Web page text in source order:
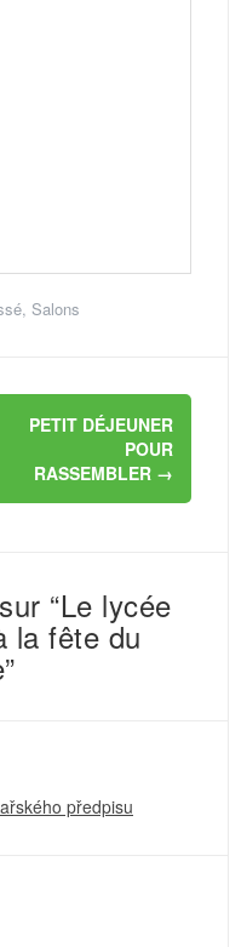
, Salons
PETIT DÉJEUNER
POUR
RASSEMBLER →
“Le lycée
la fête du
předpisu